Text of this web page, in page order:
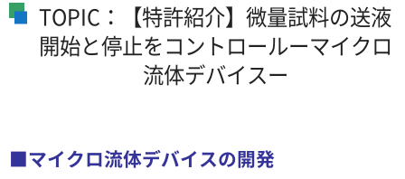
TOPIC：【特許紹介】微量試料の送液
開始と停止をコントロールーマイクロ
流体デバイスー
■マイクロ流体デバイスの開発